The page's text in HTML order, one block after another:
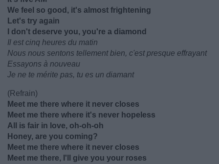
We feel so good, it's almost frightening
Let's try again
I don't deserve you, you're a diamond
Il est cinq heures du matin
Nous nous sentons tellement bien, c'est presque effrayant
Essayons à nouveau
Je ne te mérite pas, tu es un diamant
(Refrain)
Meet me there where it never closes
Meet me there where it's never hopeless
All is fair in love, oh-oh-oh
Honey, are you coming?
Meet me there where it never closes
Meet me there, I'll give you your roses